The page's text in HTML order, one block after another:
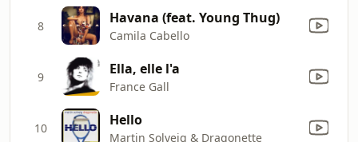
8 Havana (feat. Young Thug)
Camila Cabello
9 Ella, elle l'a
France Gall
10 Hello
Martin Solveig & Dragonette